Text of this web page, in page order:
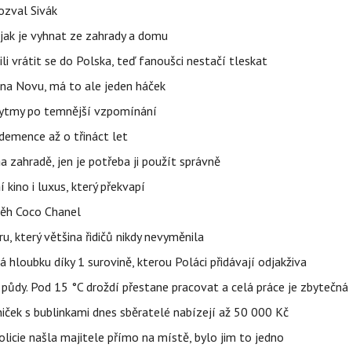
Sivák
je vyhnat ze zahrady a domu
vrátit se do Polska, teď fanoušci nestačí tleskat
Novu, má to ale jeden háček
po temnější vzpomínání
až o třináct let
zahradě, jen je potřeba ji použít správně
kino i luxus, který překvapí
Coco Chanel
který většina řidičů nikdy nevyměnila
hloubku díky 1 surovině, kterou Poláci přidávají odjakživa
Pod 15 °C droždí přestane pracovat a celá práce je zbytečná
s bublinkami dnes sběratelé nabízejí až 50 000 Kč
našla majitele přímo na místě, bylo jim to jedno